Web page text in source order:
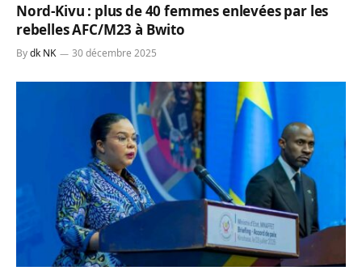
Nord-Kivu : plus de 40 femmes enlevées par les
rebelles AFC/M23 à Bwito
Bydk NK 30 décembre 2025